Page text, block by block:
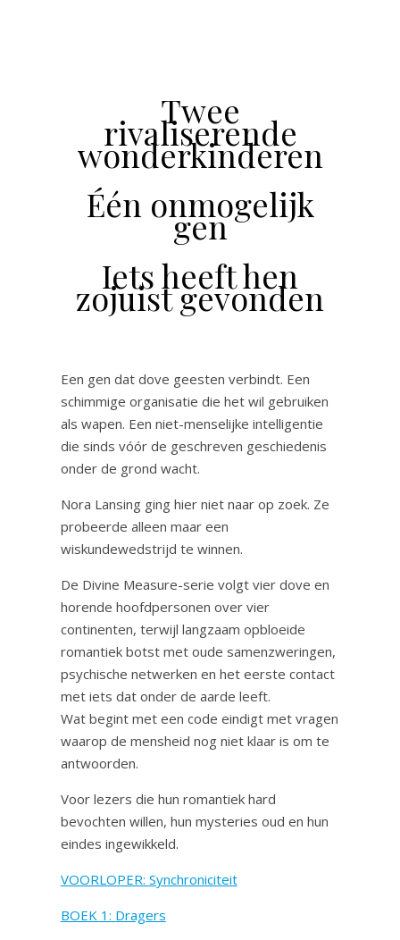
Twee
rivaliserende
wonderkinderen
Één onmogelijk
gen
Iets heeft hen
zojuist gevonden
Een gen dat dove geesten verbindt. Een
schimmige organisatie die het wil gebruiken
als wapen. Een niet-menselijke intelligentie
die sinds vóór de geschreven geschiedenis
onder de grond wacht.
Nora Lansing ging hier niet naar op zoek. Ze
probeerde alleen maar een
wiskundewedstrijd te winnen.
De Divine Measure-serie volgt vier dove en
horende hoofdpersonen over vier
continenten, terwijl langzaam opbloeide
romantiek botst met oude samenzweringen,
psychische netwerken en het eerste contact
met iets dat onder de aarde leeft.
Wat begint met een code eindigt met vragen
waarop de mensheid nog niet klaar is om te
antwoorden.
Voor lezers die hun romantiek hard
bevochten willen, hun mysteries oud en hun
eindes ingewikkeld.
VOORLOPER: Synchroniciteit
BOEK 1: Dragers